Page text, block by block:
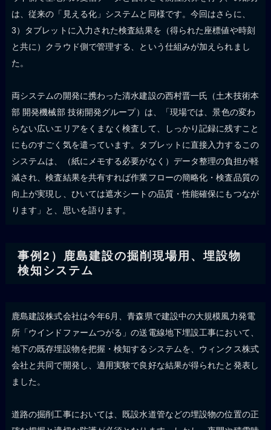
は、従来の「見える化」システムと同様です。今回はさらに、
3）タブレットに入力された検査結果を（得られた座標値や時刻
と共に）クラウド側で管理する、という仕組みが加えられまし
た。
両システムの開発に携わった清水建設の西村晋一氏（土木技術本
部 開発機械部 技術開発グループ）は、「現場では、景色の変わ
らない広いエリアをくまなく検査して、しっかり記録に残すこと
にものすごく気を遣っています。タブレットに直接入力するこの
システムは、（紙にメモする必要がなく）データ整理の負担が軽
減され、検査結果を共有すれば作業フローの簡略化・検査品質の
向上が実現し、ひいては遮水シートの品質・性能確保にもつなが
ります」と、思いを語ります。
事例2）鹿島建設の掘削現場用、埋設物
検知システム
鹿島建設株式会社は今年6月、青森県で建設中の大規模風力発電
所「ウインドファームつがる」の送電線地下埋設工事において、
地下の既存埋設物を把握・検知するシステムを、ウィンクス株式
会社と共同で開発し、適用実験で良好な結果が得られたと発表し
ました。
道路の掘削工事においては、既設水道管などの埋設物の位置の正